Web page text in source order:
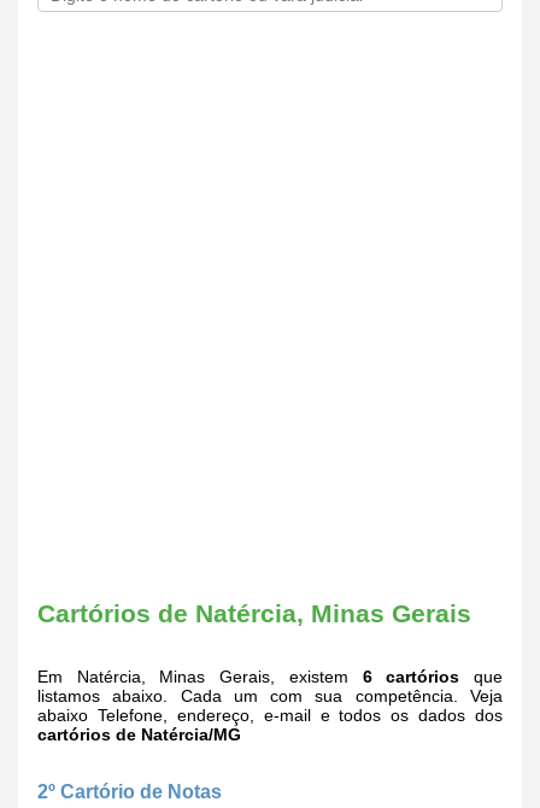
Cartórios de Natércia, Minas Gerais
Em Natércia, Minas Gerais, existem 6 cartórios que
listamos abaixo. Cada um com sua competência. Veja
abaixo Telefone, endereço, e-mail e todos os dados dos
cartórios de Natércia/MG
2º Cartório de Notas